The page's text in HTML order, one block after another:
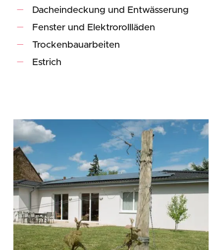
Dacheindeckung und Entwässerung
Fenster und Elektrorollläden
Trockenbauarbeiten
Estrich